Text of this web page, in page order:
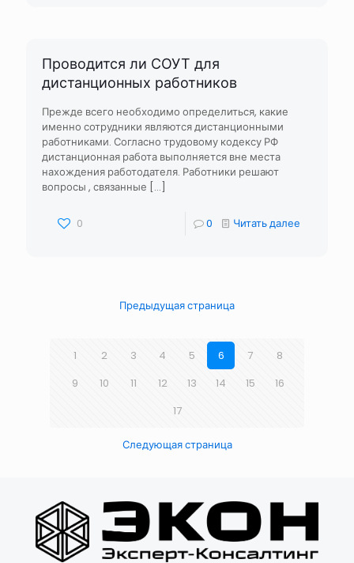
Проводится ли СОУТ для
дистанционных работников
Прежде всего необходимо определиться, какие
именно сотрудники являются дистанционными
работниками. Согласно трудовому кодексу РФ
дистанционная работа выполняется вне места
нахождения работодателя. Работники решают
вопросы , связанные […]
0 0 Читать далее
Предыдущая страница
1 2 3 4 5 6 7
8
9
10 11 12 13 14 15
16
17
Следующая страница